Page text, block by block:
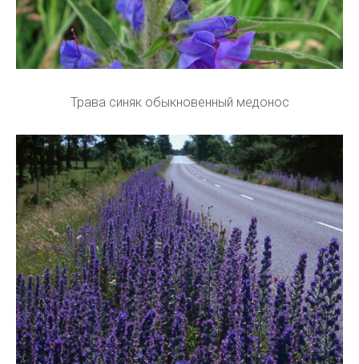
Трава синяк обыкновенный медонос